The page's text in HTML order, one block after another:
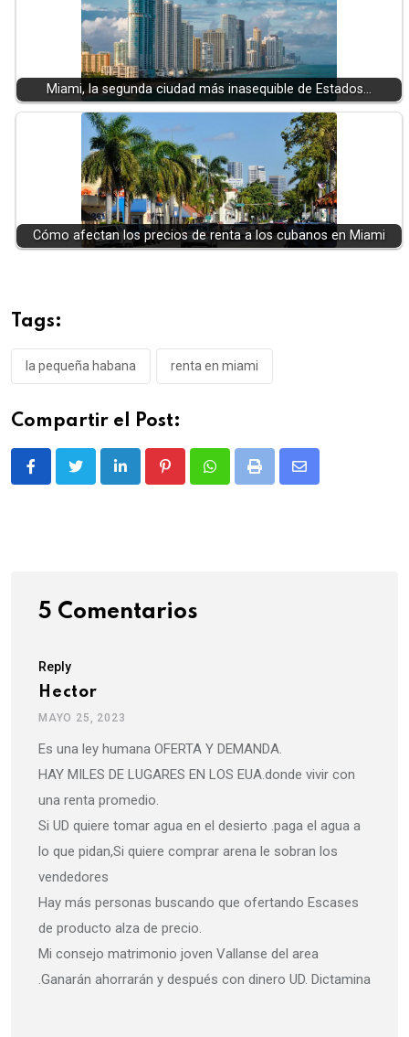
Miami, la segunda ciudad más inasequible de Estados…
Cómo afectan los precios de renta a los cubanos en Miami
Tags:
la pequeña habana renta en miami
Compartir el Post:
LinkedIn PinterestWhatsappPrint
Share
5 Comentarios
Reply
Hector
MAYO 25, 2023
Es una ley humana OFERTA Y DEMANDA.
HAY MILES DE LUGARES EN LOS EUA.donde vivir con
una renta promedio.
Si UD quiere tomar agua en el desierto .paga el agua a
lo que pidan,Si quiere comprar arena le sobran los
vendedores
Hay más personas buscando que ofertando Escases
de producto alza de precio.
Mi consejo matrimonio joven Vallanse del area
.Ganarán ahorrarán y después con dinero UD. Dictamina